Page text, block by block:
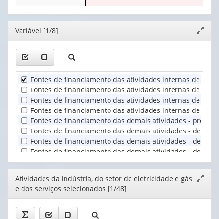
valor):
apenas
1
setor
de
...
(1)
o
cabeçalho
(possui
apenas
valor):
Unidade
Territorial
(1)
Editor
janela
Variável [1/8]
Fontes de financiamento das atividades internas de
Fontes de financiamento das atividades internas de
Fontes de financiamento das atividades internas de
Fontes de financiamento das atividades internas de
Fontes de financiamento das demais atividades -
Fontes de financiamento das demais atividades - de
Fontes de financiamento das demais atividades - de
Fontes de financiamento das demais atividades - de
Editor
Atividades da indústria, do setor de eletricidade e gás
e dos serviços selecionados [1/48]